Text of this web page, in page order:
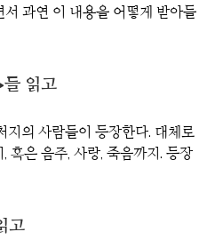
과연 이 내용을 어떻게 받아들
읽고
지의 사람들이 등장한다. 대체로
혹은 음주, 사랑, 죽음까지. 등장
고